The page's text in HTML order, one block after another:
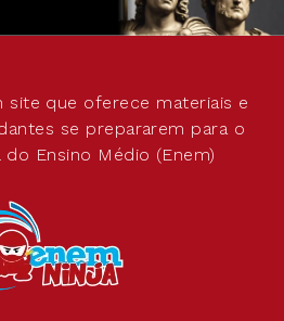
site que oferece materiais e
se prepararem para o
do Ensino Médio (Enem)